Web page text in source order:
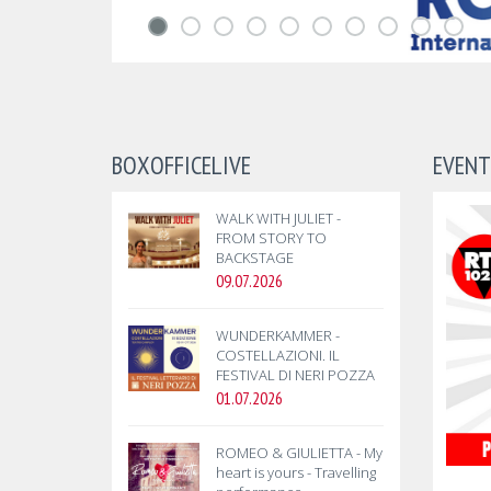
BOXOFFICELIVE
WALK WITH JULIET -
FROM STORY TO
BACKSTAGE
09.07.2026
WUNDERKAMMER -
COSTELLAZIONI. IL
FESTIVAL DI NERI POZZA
01.07.2026
ROMEO & GIULIETTA - My
heart is yours - Travelling